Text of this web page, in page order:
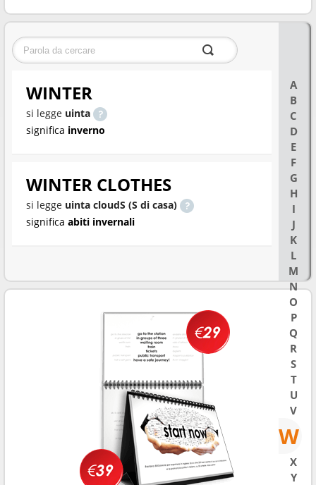
A
B
C
D
E
F
G
H
I
J
K
L
M
N
O
P
Q
R
S
T
U
V
W
X
Y
WINTER
si legge uinta
significa inverno
WINTER CLOTHES
si legge uinta cloudS (S di casa)
significa abiti invernali